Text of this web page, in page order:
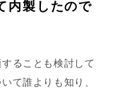
内製したので
ることも検討して
て誰よりも知り、